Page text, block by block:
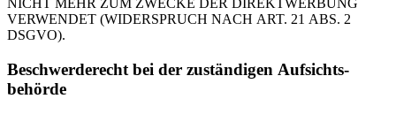
NICHT MEHR ZUM ZWECKE DER DIREKTWERBUNG
VERWENDET (WIDERSPRUCH NACH ART. 21 ABS. 2
DSGVO).
Beschwerde­recht bei der zuständigen Aufsichts­
behörde